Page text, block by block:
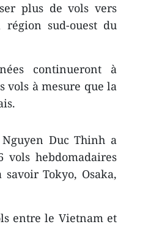
plus de vols vers
sud-ouest du
continueront à
vols à mesure que la
Duc Thinh a
hebdomadaires
Tokyo, Osaka,
entre le Vietnam et